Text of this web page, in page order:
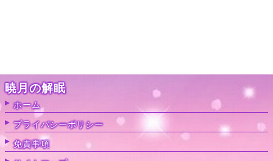
暁月の解眠
ホーム
プライバシーポリシー
免責事項